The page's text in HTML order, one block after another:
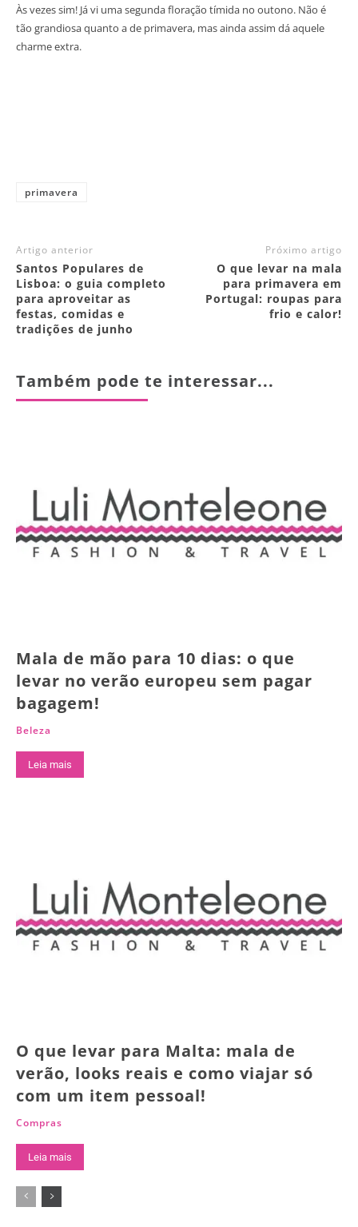
Às vezes sim! Já vi uma segunda floração tímida no outono. Não é
tão grandiosa quanto a de primavera, mas ainda assim dá aquele
charme extra.
primavera
Artigo anterior
Santos Populares de
Lisboa: o guia completo
para aproveitar as
festas, comidas e
tradições de junho
Próximo artigo
O que levar na mala
para primavera em
Portugal: roupas para
frio e calor!
Também pode te interessar...
Mala de mão para 10 dias: o que
levar no verão europeu sem pagar
bagagem!
Beleza
Leia mais
O que levar para Malta: mala de
verão, looks reais e como viajar só
com um item pessoal!
Compras
Leia mais